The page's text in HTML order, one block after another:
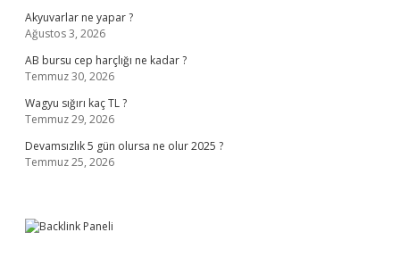
Akyuvarlar ne yapar ?
Ağustos 3, 2026
AB bursu cep harçlığı ne kadar ?
Temmuz 30, 2026
Wagyu sığırı kaç TL ?
Temmuz 29, 2026
Devamsızlık 5 gün olursa ne olur 2025 ?
Temmuz 25, 2026